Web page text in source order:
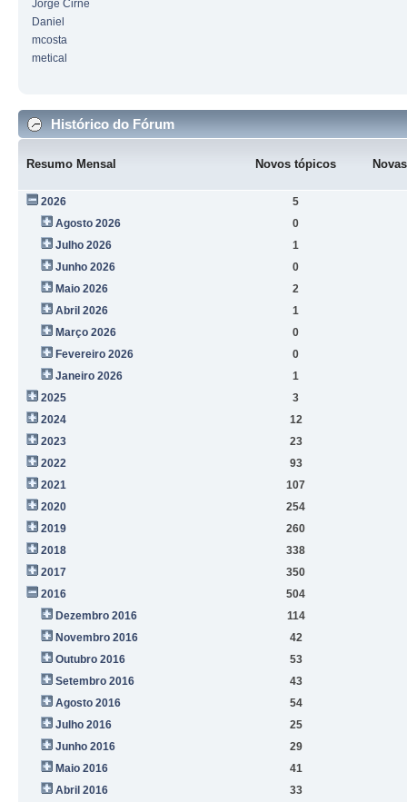
Jorge Cirne
Daniel
mcosta
metical
Histórico do Fórum
Resumo Mensal Novos tópicos
2026
5
Agosto 2026
0
Julho 2026
1
Junho 2026
0
Maio 2026
2
Abril 2026
1
Março 2026
0
Fevereiro 2026
0
Janeiro 2026
1
2025
3
2024
12
2023
23
2022
93
2021
107
2020
254
2019
260
2018
338
2017
350
2016
504
Dezembro 2016
114
Novembro 2016
42
Outubro 2016
53
Setembro 2016
43
Agosto 2016
54
Julho 2016
25
Junho 2016
29
Maio 2016
41
Abril 2016
33